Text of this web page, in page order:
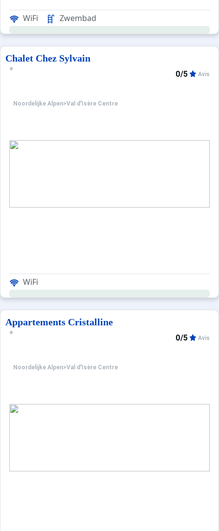
WiFi Zwembad
Chalet Chez Sylvain
Noordelijke Alpen>Val d'Isère Centre
0/5 Avis
WiFi
Appartements Cristalline
Noordelijke Alpen>Val d'Isère Centre
0/5 Avis